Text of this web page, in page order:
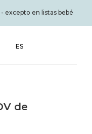
excepto en listas bebé
ES
de